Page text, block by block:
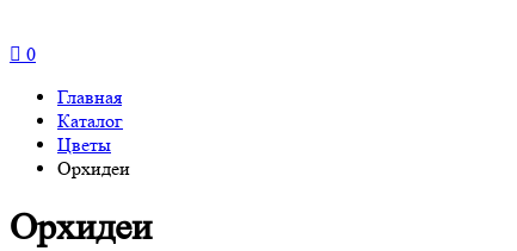
0
Главная
Каталог
Цветы
Орхидеи
Орхидеи